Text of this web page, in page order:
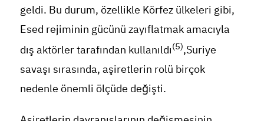
geldi. Bu durum, özellikle Körfez ülkeleri gibi,
Esed rejiminin gücünü zayıflatmak amacıyla
dış aktörler tarafından kullanıldı(5),Suriye
savaşı sırasında, aşiretlerin rolü birçok
nedenle önemli ölçüde değişti.